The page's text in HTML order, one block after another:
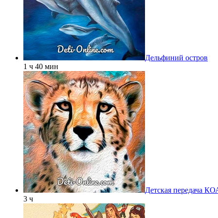
Дельфиний остров
1 ч 40 мин
Детская передача
3 ч